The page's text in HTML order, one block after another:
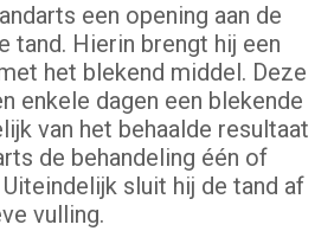
een opening aan de
tand. Hierin brengt hij een
het blekend middel. Deze
enkele dagen een blekende
van het behaalde resultaat
de behandeling één of
sluit hij de tand af
vulling.